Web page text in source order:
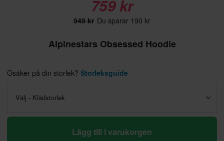
759 kr
949 kr Du sparar 190 kr
Alpinestars Obsessed Hoodie
Osäker på din storlek? Storleksguide
Välj - Klädstorlek
Lägg till i varukorgen